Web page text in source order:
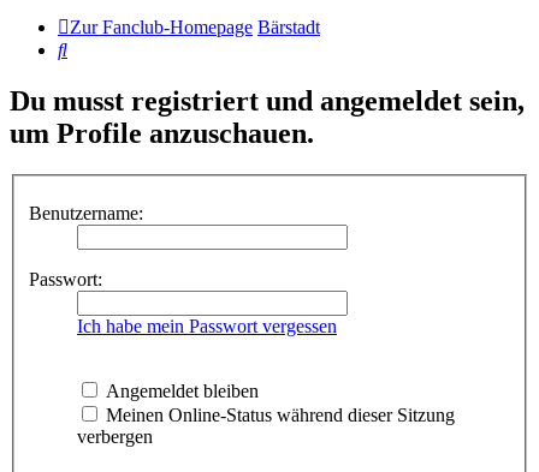
Zur Fanclub-Homepage Bärstadt
Suche
Du musst registriert und angemeldet sein,
um Profile anzuschauen.
Benutzername:
Passwort:
Ich habe mein Passwort vergessen
Angemeldet bleiben
Meinen Online-Status während dieser Sitzung
verbergen